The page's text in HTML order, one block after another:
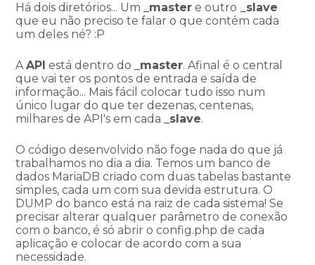
Há dois diretórios... Um _master e outro _slave
que eu não preciso te falar o que contém cada
um deles né? :P
AAPI está dentro do _master. Afinal é o central
que vai ter os pontos de entrada e saída de
informação... Mais fácil colocar tudo isso num
único lugar do que ter dezenas, centenas,
milhares de API's em cada
_slave.
O código desenvolvido não foge nada do que já
trabalhamos no dia a dia. Temos um banco de
dados MariaDB criado com duas tabelas bastante
simples, cada um com sua devida estrutura. O
DUMP do banco está na raiz de cada sistema! Se
precisar alterar qualquer parâmetro de conexão
com o banco, é só abrir o config.php de cada
aplicação e colocar de acordo com a sua
necessidade.